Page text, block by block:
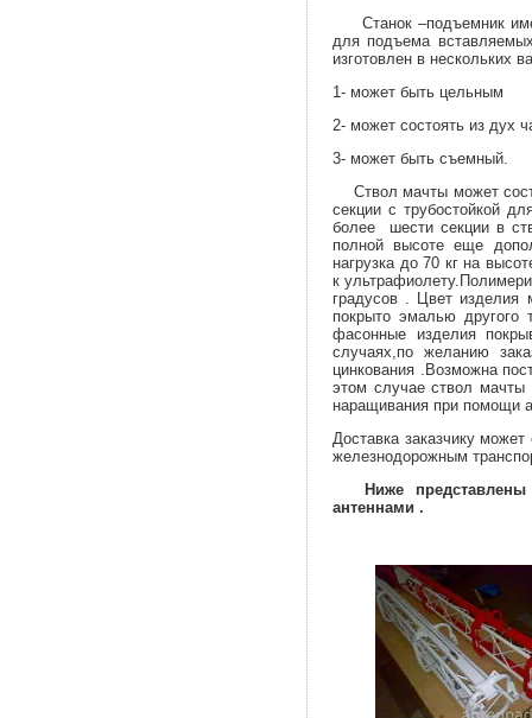
Станок –подъемник
для подъема
изготовлен в нескольких
1- может быть цельным
2- может состоять из дух
3- может быть съемный.
Ствол мачты может
секции с трубостойкой
более шести секции в
полной высоте еще
нагрузка до 70 кг на
к
градусов . Цвет изделия
покрыто эмалью
фасонные изделия
случаях,по желанию
цинкования .Возможна
этом случае ствол
наращивания при помощи
Доставка заказчику
железнодорожным
Ниже представлены
антеннами .